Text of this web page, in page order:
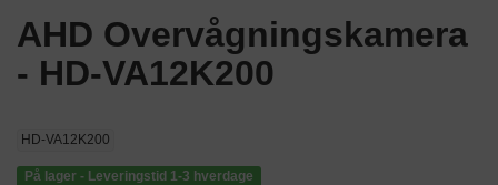
AHD Overvågningskamera
- HD-VA12K200
HD-VA12K200
På lager - Leveringstid 1-3 hverdage